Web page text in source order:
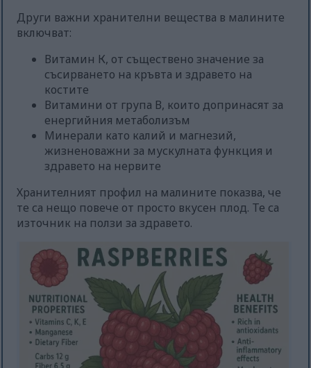
Други важни хранителни вещества в малините
включват:
Витамин К, от съществено значение за
съсирването на кръвта и здравето на
костите
Витамини от група В, които допринасят за
енергийния метаболизъм
Минерали като калий и магнезий,
жизненоважни за мускулната функция и
здравето на нервите
Хранителният профил на малините показва, че
те са нещо повече от просто вкусен плод. Те са
източник на ползи за здравето.